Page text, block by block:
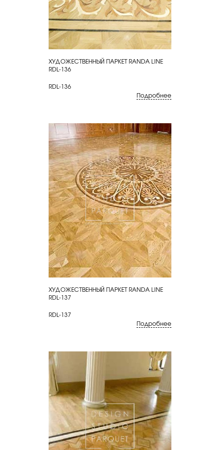
КУПИТЬ
ХУДОЖЕСТВЕННЫЙ ПАРКЕТ RANDA LINE
RDL-136
RDL-136
Подробнее
КУПИТЬ
ХУДОЖЕСТВЕННЫЙ ПАРКЕТ RANDA LINE
RDL-137
RDL-137
Подробнее